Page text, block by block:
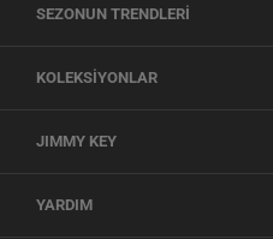
SEZONUN TRENDLERİ
KOLEKSİYONLAR
JIMMY KEY
YARDIM